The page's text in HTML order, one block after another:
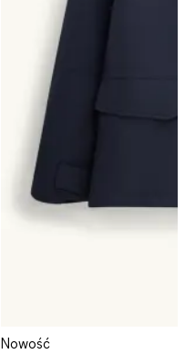
Nowość